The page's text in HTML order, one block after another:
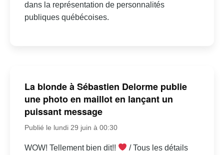
dans la représentation de personnalités
publiques québécoises.
La blonde à Sébastien Delorme publie
une photo en maillot en lançant un
puissant message
Publié le lundi 29 juin à 00:30
WOW! Tellement bien dit!!
/ Tous les détails